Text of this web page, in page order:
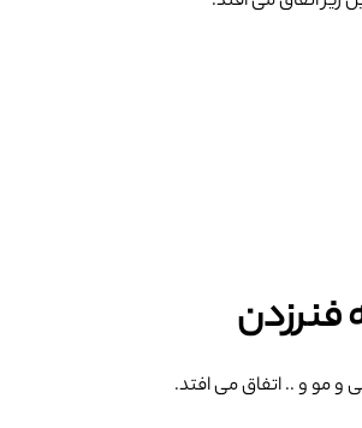
فنرزدن
مو و .. اتفاق می افتد.